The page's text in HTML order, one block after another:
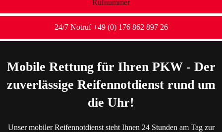
24/7 Notruf +49 (0) 176 862 897 26
Mobile Rettung für Ihren PKW - Der
zuverlässige Reifennotdienst rund um
die Uhr!
Unser mobiler Reifennotdienst steht Ihnen 24 Stunden am Tag zur